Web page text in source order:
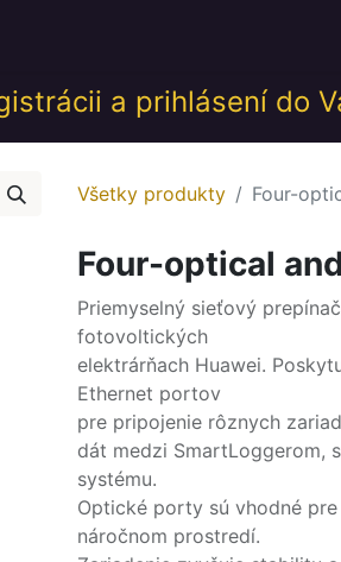
a prihlásení do
Všetky produkty Four-
Four-optical
Priemyselný sieťový
fotovoltických
elektrárňach Huawei.
Ethernet portov
pre pripojenie rôznych
dát medzi SmartLoggerom,
systému.
Optické porty sú vhodné
náročnom prostredí.